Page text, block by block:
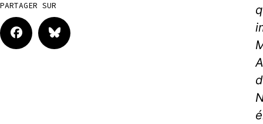
PARTAGER SUR